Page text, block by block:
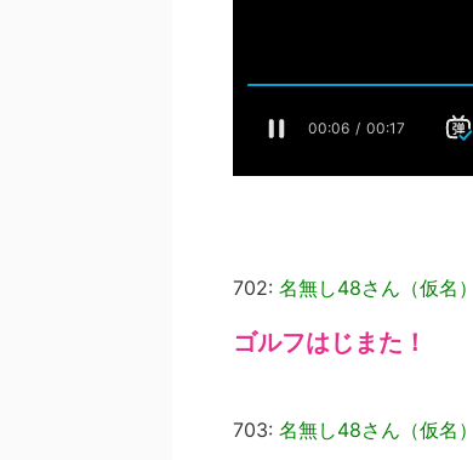
702: 名無し48さん（仮名）
ゴルフはじまた！
703: 名無し48さん（仮名）